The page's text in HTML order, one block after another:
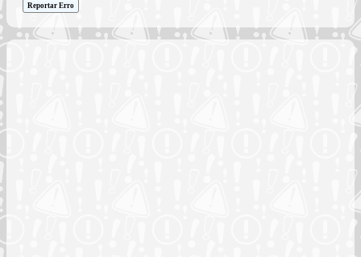
Reportar Erro